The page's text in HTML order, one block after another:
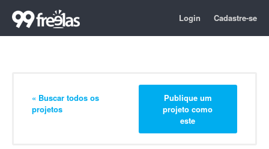
Login Cadastre-se
« Buscar todos os
projetos
Publique um
projeto como
este